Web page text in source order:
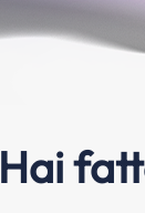
Hai